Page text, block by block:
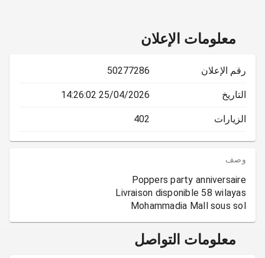
معلومات الإعلان
رقم الإعلان 50277286
التاريخ 25/04/2026 14:26:02
الزيارات 402
وصف
Mohammadia Mall sous sol
معلومات التواصل